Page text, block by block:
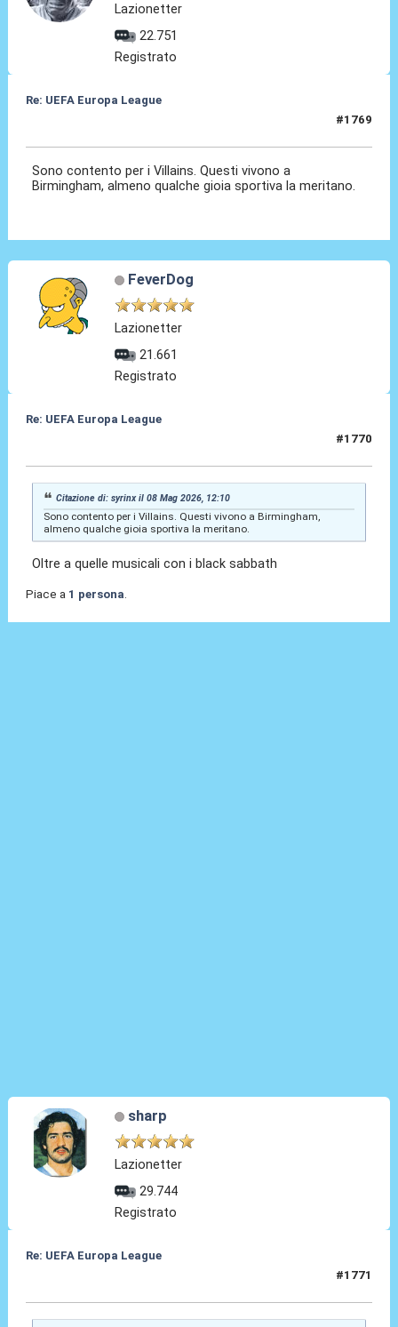
Lazionetter
22.751
Registrato
Re: UEFA Europa League
#1769
Sono contento per i Villains. Questi vivono a
Birmingham, almeno qualche gioia sportiva la meritano.
FeverDog
Lazionetter
21.661
Registrato
Re: UEFA Europa League
#1770
Citazione di: syrinx il 08 Mag 2026, 12:10
Sono contento per i Villains. Questi vivono a Birmingham,
almeno qualche gioia sportiva la meritano.
Oltre a quelle musicali con i black sabbath
Piace a 1 persona
sharp
Lazionetter
29.744
Registrato
Re: UEFA Europa League
#1771